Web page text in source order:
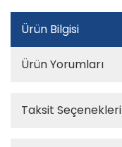
Ürün Bilgisi
Ürün Yorumları
Taksit Seçenekleri